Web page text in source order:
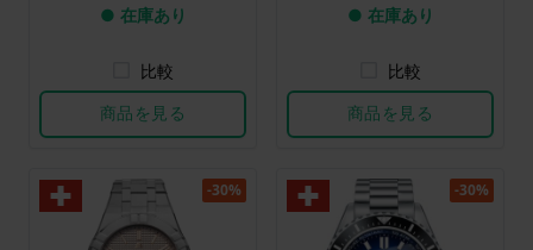
● 在庫あり
比較
商品を見る
● 在庫あり
比較
商品を見る
-30% -30%